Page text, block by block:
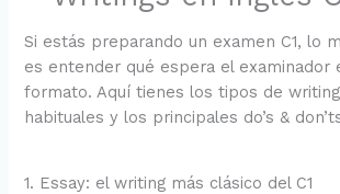
Si estás preparando un examen C1, lo
es entender qué espera el examinador
formato. Aquí tienes los tipos de
habituales y los principales do’s &
1. Essay: el writing más clásico del C1